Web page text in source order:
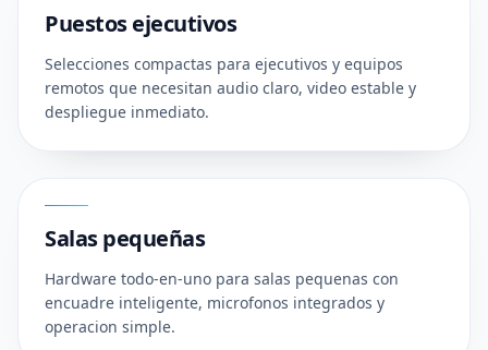
Puestos ejecutivos
Selecciones compactas para ejecutivos y equipos
remotos que necesitan audio claro, video estable y
despliegue inmediato.
Salas pequeñas
Hardware todo-en-uno para salas pequenas con
encuadre inteligente, microfonos integrados y
operacion simple.